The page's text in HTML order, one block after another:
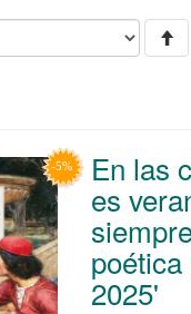
En las
es
2025'